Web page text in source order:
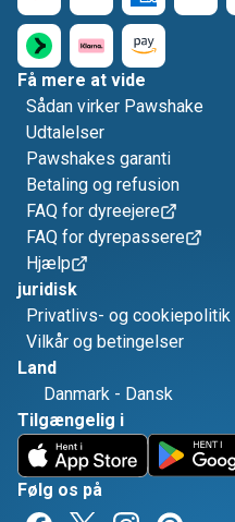
Få mere at vide
Sådan virker Pawshake
Udtalelser
Pawshakes garanti
Betaling og refusion
FAQ for dyreejere
FAQ for dyrepassere
Hjælp
juridisk
Privatlivs- og cookiepolitik
Vilkår og betingelser
Land
Danmark - Dansk
Tilgængelig i
Følg os på